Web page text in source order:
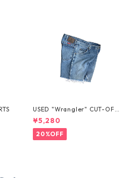
USED "Wrangler" CUT-OFF
DENIM SHORTS
¥5,280
20%OFF